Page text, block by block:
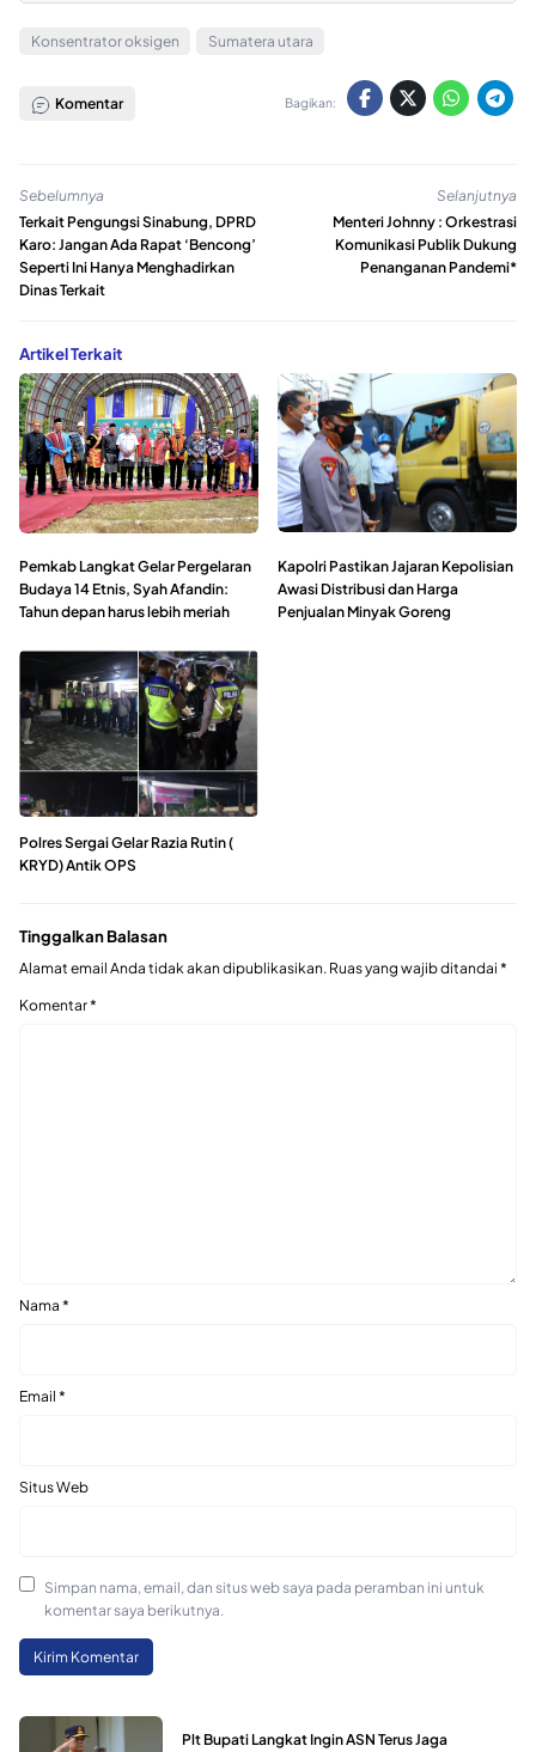
Konsentrator oksigen Sumatera utara
Komentar Bagikan:
Sebelumnya
Terkait Pengungsi Sinabung, DPRD
Karo: Jangan Ada Rapat ‘Bencong’
Seperti Ini Hanya Menghadirkan
Dinas Terkait
Selanjutnya
Menteri Johnny : Orkestrasi
Komunikasi Publik Dukung
Penanganan Pandemi*
Artikel Terkait
Pemkab Langkat Gelar Pergelaran
Budaya 14 Etnis, Syah Afandin:
Tahun depan harus lebih meriah
Kapolri Pastikan Jajaran Kepolisian
Awasi Distribusi dan Harga
Penjualan Minyak Goreng
Polres Sergai Gelar Razia Rutin (
KRYD) Antik OPS
Tinggalkan Balasan
Alamat email Anda tidak akan dipublikasikan. Ruas yang wajib ditandai *
Komentar*
Nama *
Email *
Situs Web
Simpan nama, email, dan situs web saya pada peramban ini untuk
komentar saya berikutnya.
Plt Bupati Langkat Ingin ASN Terus Jaga